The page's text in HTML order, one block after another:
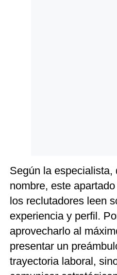
Según la especialista,
nombre, este
los reclutadores leen
experiencia y perfil.
aprovecharlo al
presentar un
trayectoria laboral,